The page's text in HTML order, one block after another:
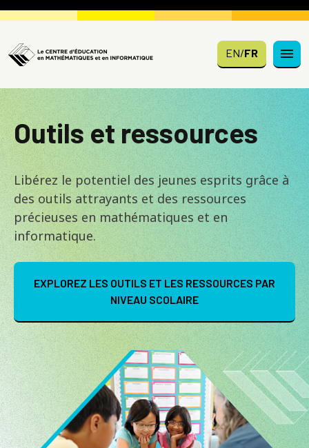
Skip to main content
EN/FR
Outils et ressources
Libérez le potentiel des jeunes esprits grâce à
des outils attrayants et des ressources
précieuses en mathématiques et en
informatique.
EXPLOREZ LES OUTILS ET LES RESSOURCES PAR
NIVEAU SCOLAIRE
Image